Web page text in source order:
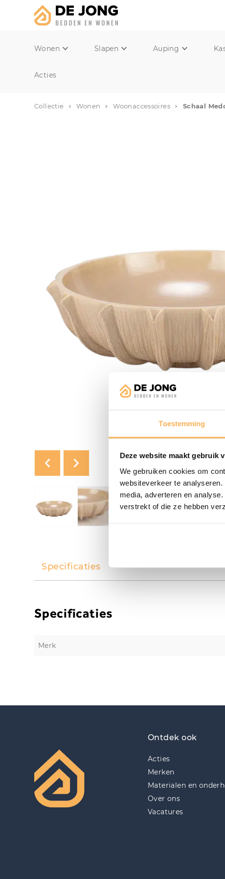
Toestemming
Deze website maakt gebruik
We gebruiken cookies om
websiteverkeer te
media, adverteren en
verstrekt of die ze hebben
Wonen Slapen Auping
Acties
Collectie Wonen Woonaccessoires Schaal
Specificaties
Specificaties
Merk
Ontdek ook
Acties
Merken
Materialen en
Over ons
Vacatures